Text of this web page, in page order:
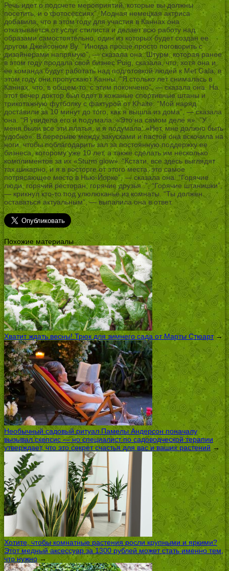
Речь идет о подсчете мероприятий, которые вы должны
посетить, и о фотосессиях”. Модная немецкая актриса
добавила, что в этом году для участия в Каннах она
отказывается от услуг стилиста и делает всю работу над
образами самостоятельно, один из которых будет создан ее
другом Джейсоном Ву. “Иногда проще просто поговорить с
дизайнерами напрямую”, — сказала она. Штурм, которая ранее
в этом году продала свой бизнес Puig, сказала, что, хотя она и
ее команда будут работать над подготовкой людей к Met Gala, в
этом году они пропускают Канны. “Я столько лет снималась в
Каннах, что, в общем-то, с этим покончено”, — сказала она. На
этот вечер доктор был одет в кожаные спортивные штаны и
трикотажную футболку с фактурой от Khaite. “Мой наряд
доставили за 10 минут до того, как я вышла из дома”, — сказала
она. “Я увидела его и подумала: «Это на самом деле я». ”У
меня были все эти платья, и я подумала: «Нет, мне должно быть
удобно». В перерыве между закусками и пастой она вскочила на
ноги, чтобы поблагодарить зал за постоянную поддержку ее
бизнеса, которому уже 10 лет, а также сделать им несколько
комплиментов за их «Sturm glow». “Кстати, все здесь выглядят
так шикарно, и я в восторге от этого места, это самое
потрясающее место в Нью-Йорке”, — сказала она. “Горячие
люди, горячий ресторан, горячие друзья..”, “Горячие штанишки”,
— крикнул кто-то под улюлюканье из комнаты. “Ты должен
оставаться актуальным”, — выпалила она в ответ.
Похожие материалы
Хватит ждать весны! Трюк для зимнего сада от Марты Стюарт→
Необычный садовый ритуал Памелы Андерсон поначалу
вызывал скепсис — но специалист по садоводческой терапии
утверждает, что это секрет счастья для вас и ваших растений →
Хотите, чтобы комнатные растения росли крупными и яркими?
Этот медный аксессуар за 1300 рублей может стать именно тем,
что нужно →